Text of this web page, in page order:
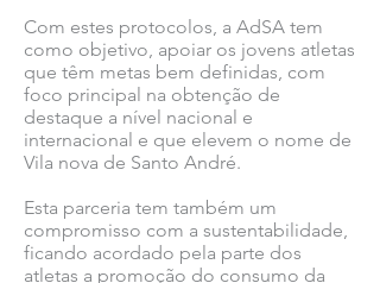
Com estes protocolos, a AdSA tem
como objetivo, apoiar os jovens atletas
que têm metas bem definidas, com
foco principal na obtenção de
destaque a nível nacional e
internacional e que elevem o nome de
Vila nova de Santo André.
Esta parceria tem também um
compromisso com a sustentabilidade,
ficando acordado pela parte dos
atletas a promoção do consumo da